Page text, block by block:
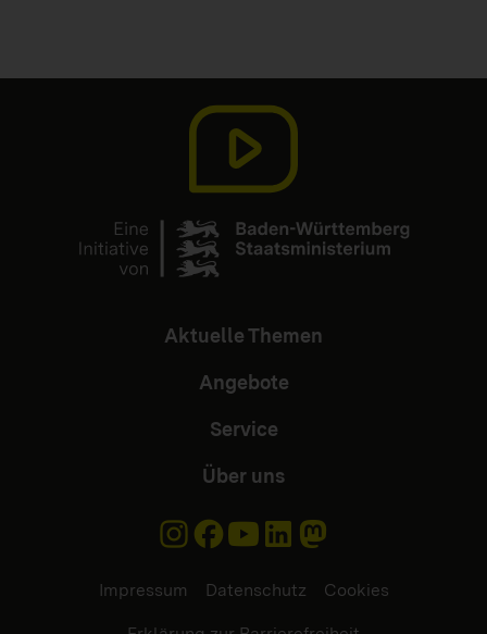
Aktuelle Themen
Angebote
Service
Über uns
Impressum Datenschutz Cookies